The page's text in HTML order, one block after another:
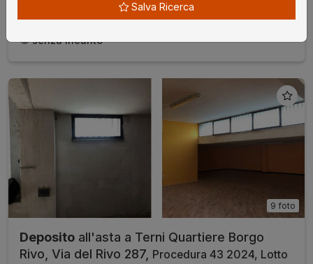
Terni
senza incanto
9 foto
Deposito all'asta a Terni Quartiere Borgo
Rivo, Via del Rivo 287, Procedura 43 2024, Lotto
Salva Ricerca